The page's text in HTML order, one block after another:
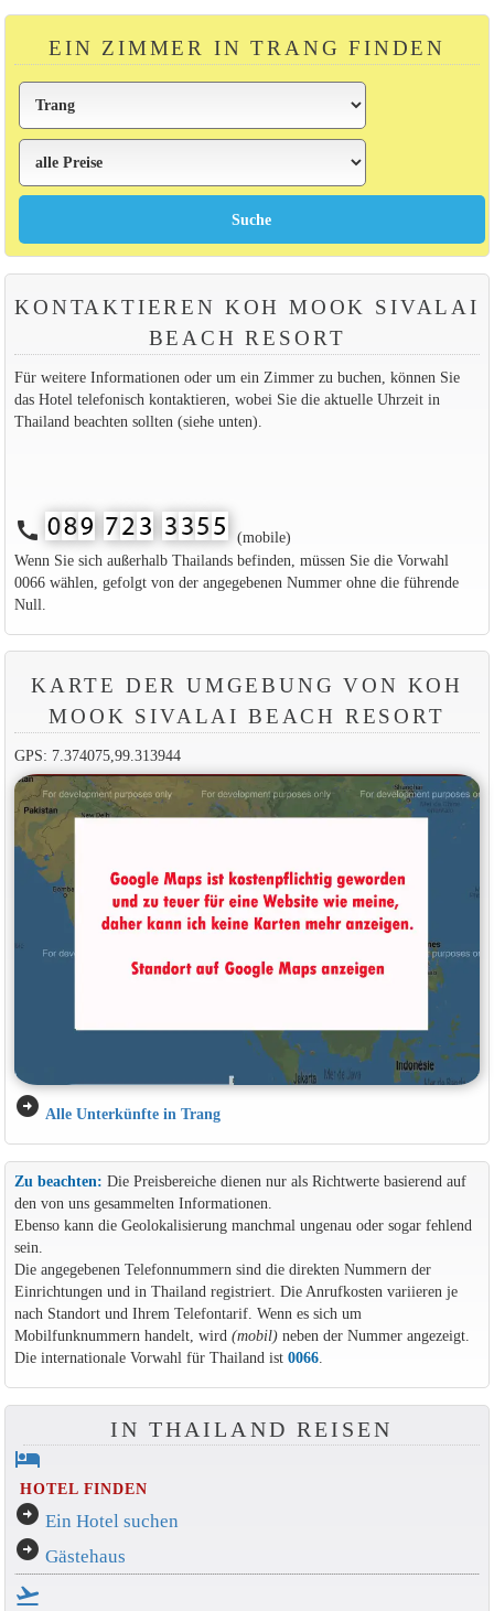
EIN ZIMMER IN TRANG FINDEN
KONTAKTIEREN KOH MOOK SIVALAI
BEACH RESORT
Für weitere Informationen oder um ein Zimmer zu buchen, können Sie
das Hotel telefonisch kontaktieren, wobei Sie die aktuelle Uhrzeit in
Thailand beachten sollten (siehe unten).
call
(mobile)
Wenn Sie sich außerhalb Thailands befinden, müssen Sie die Vorwahl
0066 wählen, gefolgt von der angegebenen Nummer ohne die führende
Null.
KARTE DER UMGEBUNG VON KOH
MOOK SIVALAI BEACH RESORT
GPS: 7.374075,99.313944
arrow_circle_right Alle Unterkünfte in Trang
Zu beachten: Die Preisbereiche dienen nur als Richtwerte basierend auf
den von uns gesammelten Informationen.
Ebenso kann die Geolokalisierung manchmal ungenau oder sogar fehlend
sein.
Die angegebenen Telefonnummern sind die direkten Nummern der
Einrichtungen und in Thailand registriert. Die Anrufkosten variieren je
nach Standort und Ihrem Telefontarif. Wenn es sich um
Mobilfunknummern handelt, wird (mobil)neben der Nummer angezeigt.
Die internationale Vorwahl für Thailand ist 0066.
IN THAILAND REISEN
hotel
HOTEL FINDEN
arrow_circle_right Ein Hotel suchen
arrow_circle_right Gästehaus
flight_takeoff